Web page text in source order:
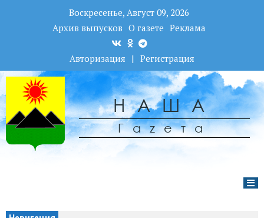
Воскресенье, Август 09, 2026
Архив выпусков О газете Реклама
Авторизация | Регистрация
НАША
Гаzета